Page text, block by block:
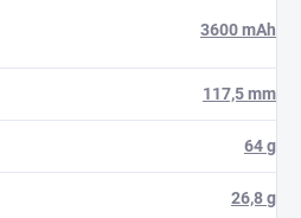
3600 mAh
117,5 mm
64 g
26,8 g